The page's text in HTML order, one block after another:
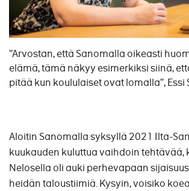
”Arvostan, että Sanomalla oikeasti
elämä, tämä näkyy esimerkiksi siinä,
pitää kun koululaiset ovat lomalla”, Essi
Aloitin Sanomalla syksyllä 2021 Ilta-
kuukauden kuluttua vaihdoin tehtävää,
Nelosella oli auki perhevapaan
heidän taloustiimiä. Kysyin, voisiko